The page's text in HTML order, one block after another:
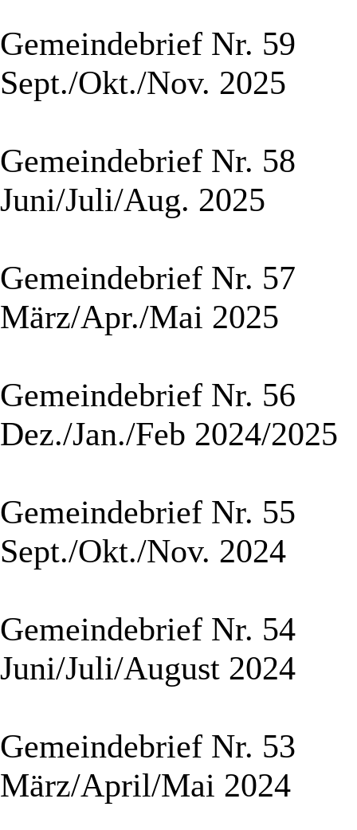
Gemeindebrief Nr. 59
Sept./Okt./Nov. 2025
Gemeindebrief Nr. 58
Juni/Juli/Aug. 2025
Gemeindebrief Nr. 57
März/Apr./Mai 2025
Gemeindebrief Nr. 56
Dez./Jan./Feb 2024/2025
Gemeindebrief Nr. 55
Sept./Okt./Nov. 2024
Gemeindebrief Nr. 54
Juni/Juli/August 2024
Gemeindebrief Nr. 53
März/April/Mai 2024